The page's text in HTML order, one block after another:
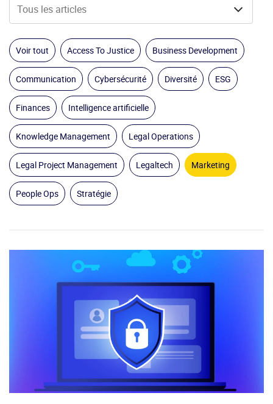
Voir tout Access To Justice Business Development
Communication Cybersécurité Diversité ESG
Finances Intelligence artificielle
Knowledge Management Legal Operations
Legal Project Management Legaltech Marketing
People Ops Stratégie